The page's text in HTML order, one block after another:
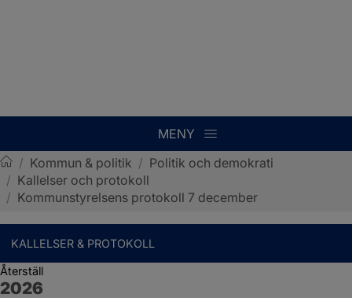
MENY
Sotenäs kommun
/ Kommun & politik / Politik och demokrati
/ Kallelser och protokoll
/ Kommunstyrelsens protokoll 7 december
KALLELSER & PROTOKOLL
Återställ
År:
2026